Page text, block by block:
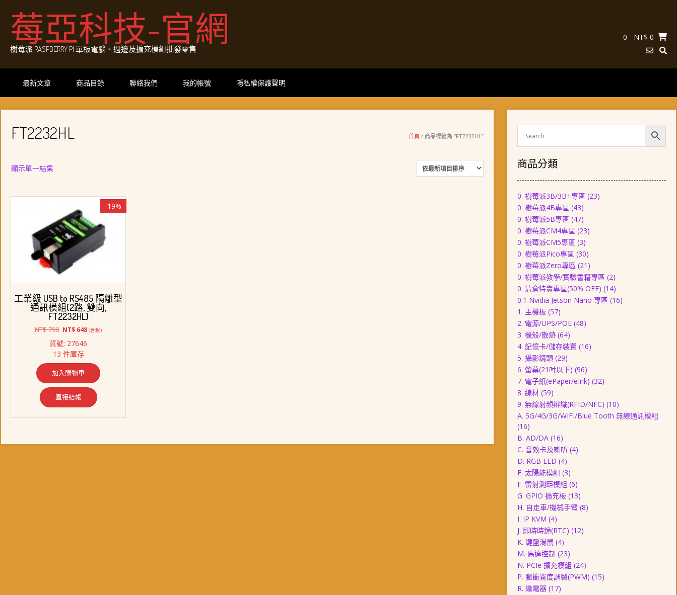
content莓亞科技-官網
樹莓派 RASPBERRY PI 單板電腦、週邊及擴充模組批發零售
0 - NT$ 0
最新文章 商品目錄 聯絡我們 我的帳號 隱私權保護聲明
首頁 / 商品標籤為 “FT2232HL”
FT2232HL
顯示單一結果
-19%
工業級 USB to RS485 隔離型
通訊模組(2路, 雙向,
FT2232HL)
NT$798 原
價
格：
NT$ 798。
NT$ 648目
NT$ 648。
(含稅)
貨號: 27646
13 件庫存
加入購物車
直接結帳
商品分類
0. 樹莓派3B/3B+專區 (23)
0. 樹莓派4B專區 (43)
0. 樹莓派5B專區 (47)
0. 樹莓派CM4專區 (23)
0. 樹莓派CM5專區 (3)
0. 樹莓派Pico專區 (30)
0. 樹莓派Zero專區 (21)
0. 樹莓派教學/實驗書籍專區 (2)
0. 清倉特賣專區(50% OFF) (14)
0.1 Nvidia Jetson Nano 專區 (16)
1. 主機板 (57)
2. 電源/UPS/POE (48)
3. 機殼/散熱 (64)
4. 記憶卡/儲存裝置 (16)
5. 攝影鏡頭 (29)
6. 螢幕(21吋以下) (96)
7. 電子紙(ePaper/eInk) (32)
8. 線材 (59)
9. 無線射頻辨識(RFID/NFC) (10)
A. 5G/4G/3G/WIFI/Blue Tooth 無線通訊模組
(16)
B. AD/DA (16)
C. 音效卡及喇叭 (4)
D. RGB LED (4)
E. 太陽能模組 (3)
F. 雷射測距模組 (6)
G. GPIO 擴充板 (13)
H. 自走車/機械手臂 (8)
I. IP KVM (4)
J. 即時時鐘(RTC) (12)
K. 鍵盤滑鼠 (4)
M. 馬達控制 (23)
N. PCIe 擴充模組 (24)
P. 脈衝寬度調製(PWM) (15)
R. 繼電器 (17)